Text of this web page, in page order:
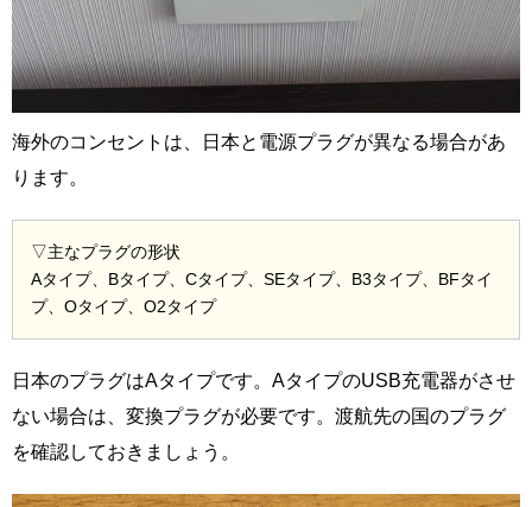
海外のコンセントは、日本と電源プラグが異なる場合があ
ります。
▽主なプラグの形状
Aタイプ、Bタイプ、Cタイプ、SEタイプ、B3タイプ、BFタイ
プ、Oタイプ、O2タイプ
日本のプラグはAタイプです。AタイプのUSB充電器がさせ
ない場合は、変換プラグが必要です。渡航先の国のプラグ
を確認しておきましょう。